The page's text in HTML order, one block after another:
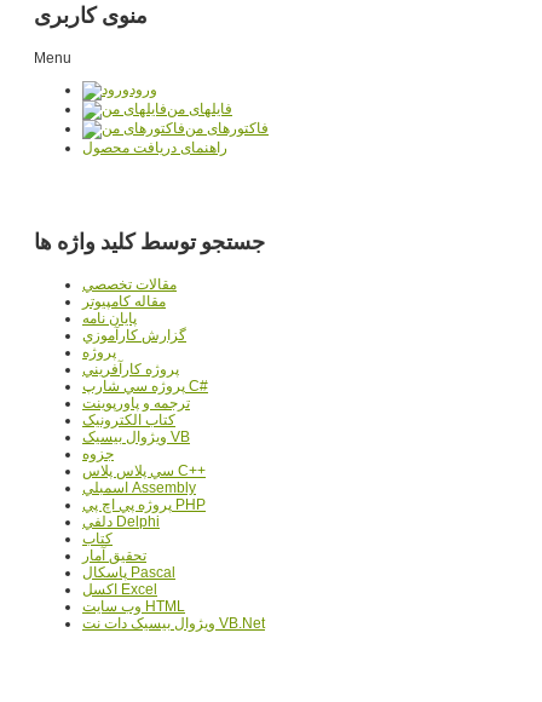
منوی کاربری
Menu
ورود
فایلهای من
فاکتورهای من
راهنمای دریافت محصول
جستجو توسط کلید واژه ها
مقالات تخصصي
مقاله کامپیوتر
پایان نامه
گزارش کارآموزي
پروژه
پروژه کارآفريني
پروژه سي شارپ C#
ترجمه و پاورپوينت
کتاب الکترونيک
ويژوال بيسيک VB
جزوه
سي پلاس پلاس C++
اسمبلي Assembly
پروژه پي اچ پي PHP
دلفي Delphi
کتاب
تحقيق آمار
پاسکال Pascal
اکسل Excel
وب سايت HTML
ويژوال بيسيک دات نت VB.Net